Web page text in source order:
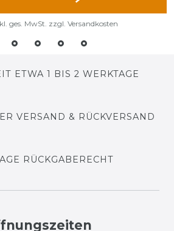
ges. MwSt. zzgl. Versandkosten
ETWA 1 BIS 2 WERKTAGE
VERSAND & RÜCKVERSAND
RÜCKGABERECHT